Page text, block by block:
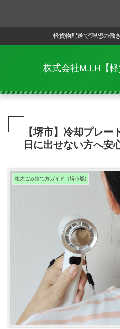
軽貨物配送で“理想の働
株式会社M.I.H【軽
【堺市】冷却プレー
日に出せない方へ安
粗大ごみ捨て方ガイド（堺市版)